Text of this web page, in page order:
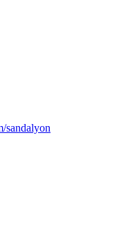
sandalyon